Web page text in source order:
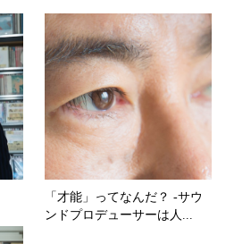
「才能」ってなんだ？ -サウ
ンドプロデューサーは人...